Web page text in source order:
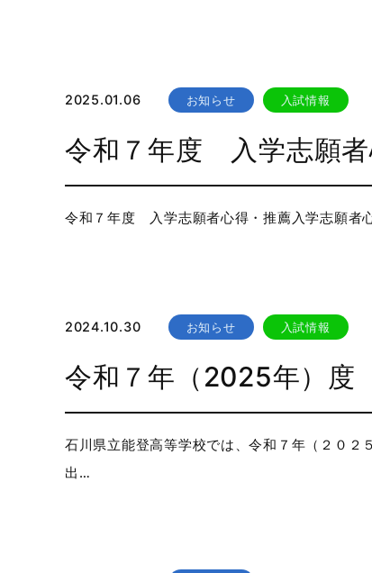
2025.01.06 お知らせ 入試情報
令和７年度 入学志願者
令和７年度 入学志願者心得・推薦入学志願者
2024.10.30 お知らせ 入試情報
令和７年（2025年）
石川県立能登高等学校では、令和７年（２０２
出…